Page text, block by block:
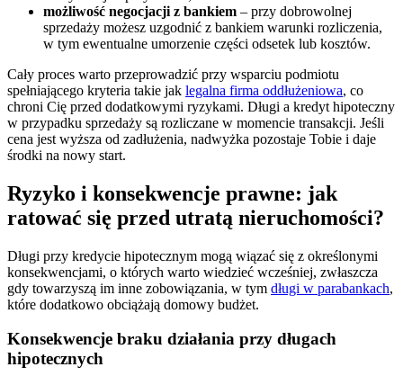
możliwość negocjacji z bankiem – przy dobrowolnej
sprzedaży możesz uzgodnić z bankiem warunki rozliczenia,
w tym ewentualne umorzenie części odsetek lub kosztów.
Cały proces warto przeprowadzić przy wsparciu podmiotu
spełniającego kryteria takie jak legalna firma oddłużeniowa, co
chroni Cię przed dodatkowymi ryzykami. Długi a kredyt hipoteczny
w przypadku sprzedaży są rozliczane w momencie transakcji. Jeśli
cena jest wyższa od zadłużenia, nadwyżka pozostaje Tobie i daje
środki na nowy start.
Ryzyko i konsekwencje prawne: jak
ratować się przed utratą nieruchomości?
Długi przy kredycie hipotecznym mogą wiązać się z określonymi
konsekwencjami, o których warto wiedzieć wcześniej, zwłaszcza
gdy towarzyszą im inne zobowiązania, w tym długi w parabankach,
które dodatkowo obciążają domowy budżet.
Konsekwencje braku działania przy długach
hipotecznych